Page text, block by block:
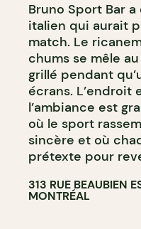
Bruno Sport Bar
italien qui aurait
match. Le
chums se mêle
grillé pendant
écrans. L’endroit
l’ambiance est
où le sport
sincère et où
prétexte pour
313 RUE BEAUBIEN
MONTRÉAL